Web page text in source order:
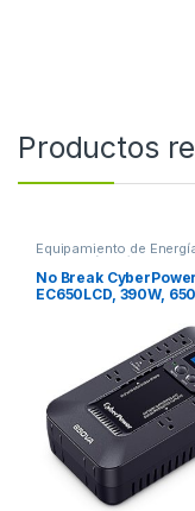
Productos
Equipamiento de
Protección Eléctrica
No Break CyberPower
EC650LCD, 390W,
650VA/390W LCD
STANDBY 8CONT RJ